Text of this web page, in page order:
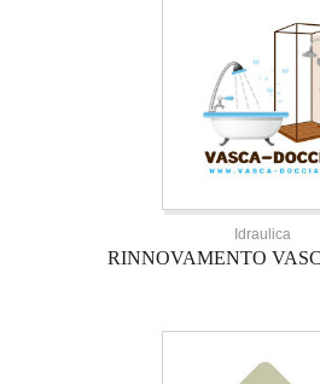
Idraulica
RINNOVAMENTO